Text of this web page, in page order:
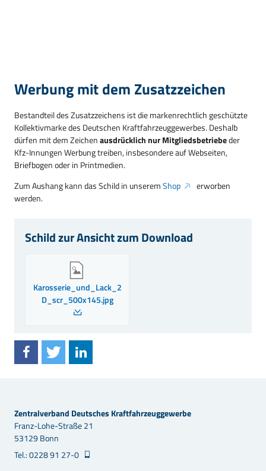
Werbung mit dem Zusatzzeichen
Bestandteil des Zusatzzeichens ist die markenrechtlich geschützte
Kollektivmarke des Deutschen Kraftfahrzeuggewerbes. Deshalb
dürfen mit dem Zeichenausdrücklich nur Mitgliedsbetriebeder
Kfz-Innungen Werbung treiben, insbesondere auf Webseiten,
Briefbogen oder in Printmedien.
Zum Aushang kann das Schild in unseremShop
erworben
werden.
Schild zur Ansicht zum Download
Karosserie_und_Lack_2
D_scr_500x145.jpg
Zentralverband Deutsches Kraftfahrzeuggewerbe
Franz-Lohe-Straße 21
53129 Bonn
Tel.: 0228 91 27-0